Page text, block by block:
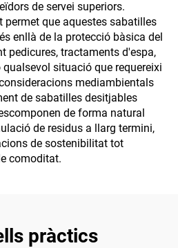
de servei superiors.
permet que aquestes sabatilles
enllà de la protecció bàsica del
pedicures, tractaments d'espa,
situació que requereixi
mediambientals
de sabatilles desitjables
de forma natural
de residus a llarg termini,
de sostenibilitat tot
comoditat.
pràctics